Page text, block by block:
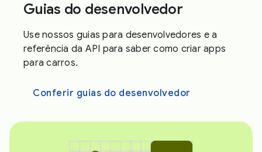
Guias do desenvolvedor
Use nossos guias para desenvolvedores e a
referência da API para saber como criar apps
para carros.
Conferir guias do desenvolvedor